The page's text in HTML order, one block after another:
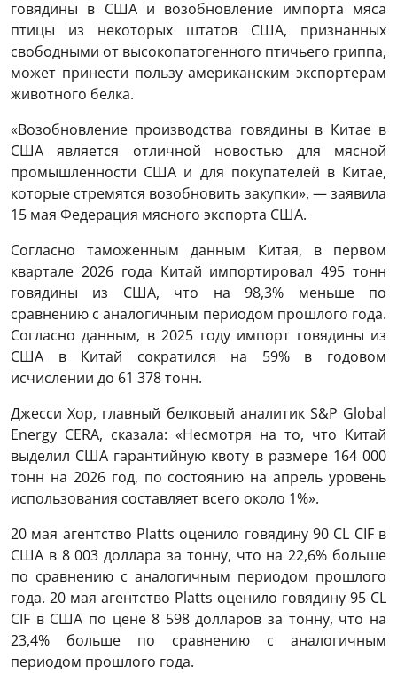
говядины в США и возобновление импорта мяса
птицы из некоторых штатов США, признанных
свободными от высокопатогенного птичьего гриппа,
может принести пользу американским экспортерам
животного белка.
«Возобновление производства говядины в Китае в
США является отличной новостью для мясной
промышленности США и для покупателей в Китае,
которые стремятся возобновить закупки», — заявила
15 мая Федерация мясного экспорта США.
Согласно таможенным данным Китая, в первом
квартале 2026 года Китай импортировал 495 тонн
говядины из США, что на 98,3% меньше по
сравнению с аналогичным периодом прошлого года.
Согласно данным, в 2025 году импорт говядины из
США в Китай сократился на 59% в годовом
исчислении до 61 378 тонн.
Джесси Хор, главный белковый аналитик S&P Global
Energy CERA, сказала: «Несмотря на то, что Китай
выделил США гарантийную квоту в размере 164 000
тонн на 2026 год, по состоянию на апрель уровень
использования составляет всего около 1%».
20 мая агентство Platts оценило говядину 90 CL CIF в
США в 8 003 доллара за тонну, что на 22,6% больше
по сравнению с аналогичным периодом прошлого
года. 20 мая агентство Platts оценило говядину 95 CL
CIF в США по цене 8 598 долларов за тонну, что на
23,4% больше по сравнению с аналогичным
периодом прошлого года.